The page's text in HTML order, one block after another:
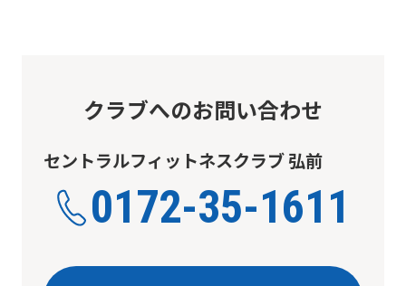
クラブへのお問い合わせ
セントラルフィットネスクラブ 弘前
0172-35-1611
the
page.
However,
if